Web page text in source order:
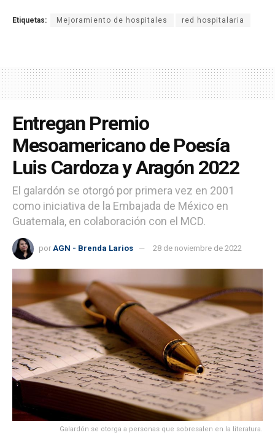
Etiquetas: Mejoramiento de hospitales red hospitalaria
Entregan Premio
Mesoamericano de Poesía
Luis Cardoza y Aragón 2022
El galardón se otorgó por primera vez en 2001
como iniciativa de la Embajada de México en
Guatemala, en colaboración con el MCD.
por AGN - Brenda Larios 28 de noviembre de 2022
Galardón se otorga a personas que sobresalen en la literatura.